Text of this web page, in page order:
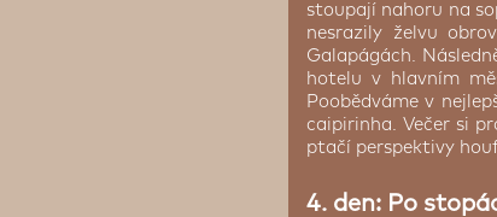
stoupají nahoru na
nesrazily želvu
Galapágách.
hotelu v hlavním
Poobědváme v
caipirinha. Večer si
ptačí perspektivy
4. den: Po